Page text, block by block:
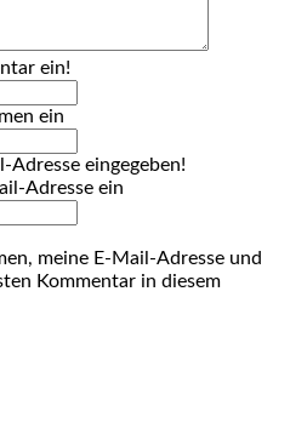
ein!
ein
Adresse eingegeben!
Adresse ein
meine E-Mail-Adresse und
Kommentar in diesem